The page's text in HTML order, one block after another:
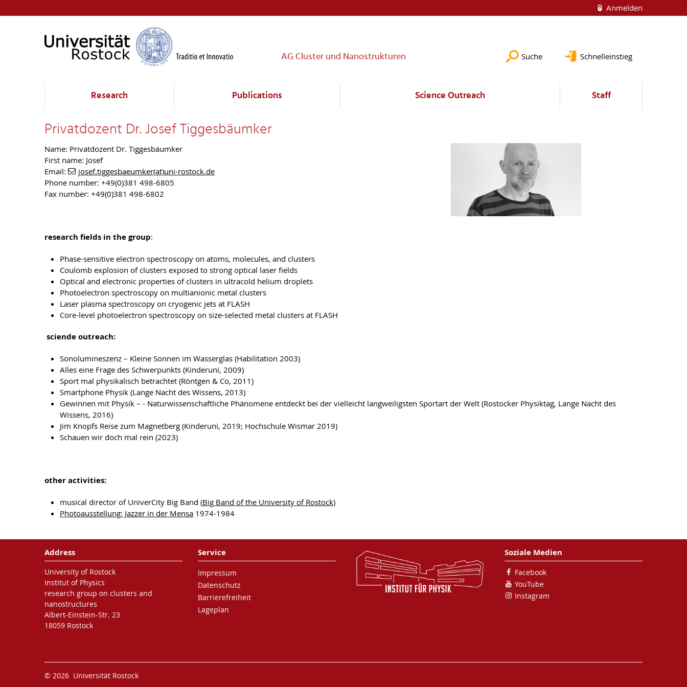
Anmelden
AG Cluster und Nanostrukturen Suche Schnelleinstieg
Research Publications Science Outreach Staff
Privatdozent Dr. Josef Tiggesbäumker
Name: Privatdozent Dr. Tiggesbäumker
First name: Josef
Email:
josef.tiggesbaeumker(at)uni-rostock.de
Phone number: +49(0)381 498-6805
Fax number: +49(0)381 498-6802
research fields in the group:
Phase-sensitive electron spectroscopy on atoms, molecules, and clusters
Coulomb explosion of clusters exposed to strong optical laser fields
Optical and electronic properties of clusters in ultracold helium droplets
Photoelectron spectroscopy on multianionic metal clusters
Laser plasma spectroscopy on cryogenic jets at FLASH
Core-level photoelectron spectroscopy on size-selected metal clusters at FLASH
sciende outreach:
Sonolumineszenz – Kleine Sonnen im Wasserglas (Habilitation 2003)
Alles eine Frage des Schwerpunkts (Kinderuni, 2009)
Sport mal physikalisch betrachtet (Röntgen & Co, 2011)
Smartphone Physik (Lange Nacht des Wissens, 2013)
Gewinnen mit Physik – - Naturwissenschaftliche Phänomene entdeckt bei der vielleicht langweiligsten Sportart der Welt (Rostocker Physiktag, Lange Nacht des
Wissens, 2016)
Jim Knopfs Reise zum Magnetberg (Kinderuni, 2019; Hochschule Wismar 2019)
Schauen wir doch mal rein (2023)
other activities:
musical director of UniverCity Big Band (Big Band of the University of Rostock)
Photoausstellung: Jazzer in der Mensa 1974-1984
Address
University of Rostock
Institut of Physics
research group on clusters and
nanostructures
Albert-Einstein-Str. 23
18059 Rostock
Service
Impressum
Datenschutz
Barrierefreiheit
Lageplan
Soziale Medien
Facebook
YouTube
Instagram
© 2026 Universität Rostock